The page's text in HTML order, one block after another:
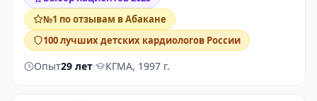
№1 по отзывам в Абакане
100 лучших детских кардиологов России
Опыт29 лет· КГМА, 1997 г.